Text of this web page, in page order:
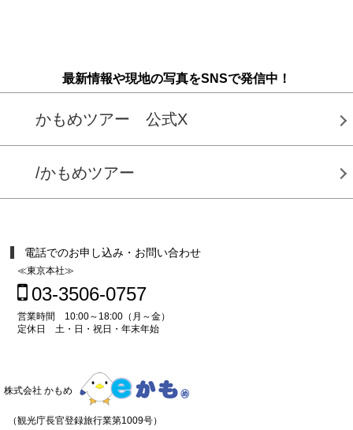
最新情報や現地の写真をSNSで発信中！
かもめツアー 公式X
/かもめツアー
電話でのお申し込み・お問い合わせ
≪東京本社≫
03-3506-0757
営業時間 10:00～18:00（月～金）
定休日 土・日・祝日・年末年始
株式会社 かもめ
（観光庁長官登録旅行業第1009号）